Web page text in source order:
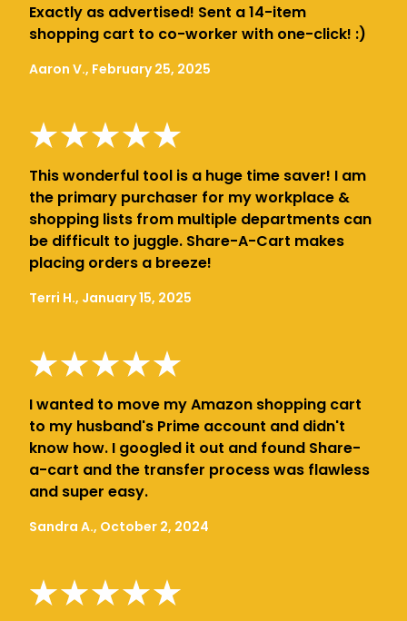
Exactly as advertised! Sent a 14-item
shopping cart to co-worker with one-click! :)
Aaron V., February 25, 2025
This wonderful tool is a huge time saver! I am
the primary purchaser for my workplace &
shopping lists from multiple departments can
be difficult to juggle. Share-A-Cart makes
placing orders a breeze!
Terri H., January 15, 2025
I wanted to move my Amazon shopping cart
to my husband's Prime account and didn't
know how. I googled it out and found Share-
a-cart and the transfer process was flawless
and super easy.
Sandra A., October 2, 2024